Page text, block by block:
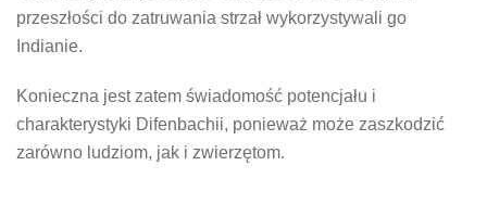
przeszłości do zatruwania strzał wykorzystywali go
Indianie.
Konieczna jest zatem świadomość potencjału i
charakterystyki Difenbachii, ponieważ może zaszkodzić
zarówno ludziom, jak i zwierzętom.